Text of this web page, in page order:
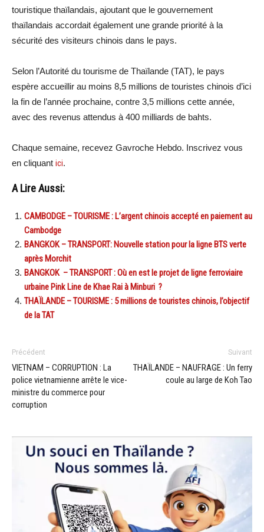
touristique thaïlandais, ajoutant que le gouvernement
thaïlandais accordait également une grande priorité à la
sécurité des visiteurs chinois dans le pays.
Selon l’Autorité du tourisme de Thaïlande (TAT), le pays
espère accueillir au moins 8,5 millions de touristes chinois d’ici
la fin de l’année prochaine, contre 3,5 millions cette année,
avec des revenus attendus à 400 milliards de bahts.
Chaque semaine, recevez Gavroche Hebdo. Inscrivez vous
en cliquant ici.
A Lire Aussi:
CAMBODGE – TOURISME : L’argent chinois accepté en paiement au
Cambodge
BANGKOK – TRANSPORT: Nouvelle station pour la ligne BTS verte
après Morchit
BANGKOK – TRANSPORT : Où en est le projet de ligne ferroviaire
urbaine Pink Line de Khae Rai à Minburi ?
THAÏLANDE – TOURISME : 5 millions de touristes chinois, l’objectif
de la TAT
Précédent
VIETNAM – CORRUPTION : La
police vietnamienne arrête le vice-
ministre du commerce pour
corruption
Suivant
THAÏLANDE – NAUFRAGE : Un ferry
coule au large de Koh Tao